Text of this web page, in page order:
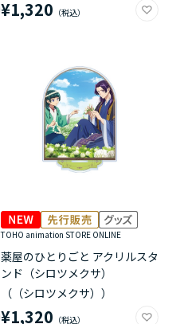
¥1,320
TOHO animation STORE ONLINE
薬屋のひとりごと アクリルスタ
ンド（シロツメクサ）
（（シロツメクサ））
¥1,320